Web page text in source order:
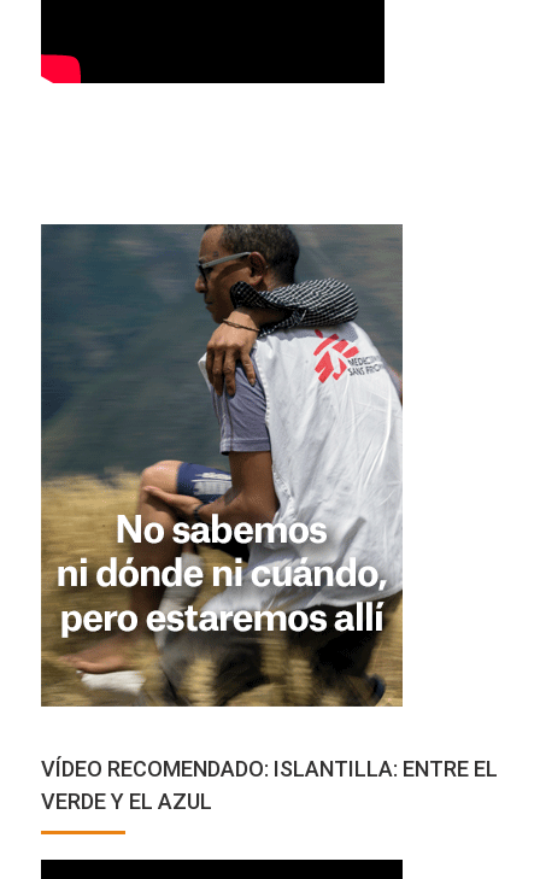
VÍDEO RECOMENDADO: ISLANTILLA: ENTRE EL
VERDE Y EL AZUL